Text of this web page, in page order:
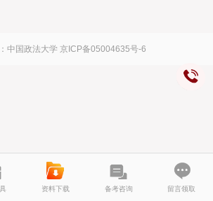
中国政法大学 京ICP备05004635号-6
资料下载 备考咨询 留言领取